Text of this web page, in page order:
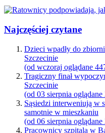
Najczęściej czytane
Dzieci wpadły do
Szczecinie
(od wczoraj oglądane
Tragiczny finał
Szczecinie
(od 03 sierpnia
Sąsiedzi interweniują w
samotnie w mieszkaniu
(od 06 sierpnia
Pracownicy szpitala w